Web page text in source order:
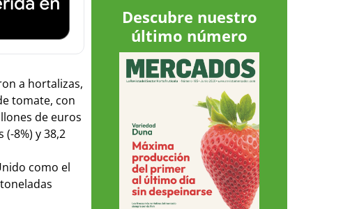
a hortalizas,
tomate, con
de euros
8%) y 38,2
como el
Descubre nuestro
último número